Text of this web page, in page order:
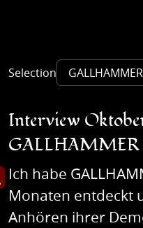
Selection
Interview
GALLHAMMER
Bild in Großansicht
Ich habe
Monaten entdeckt
Anhören ihrer